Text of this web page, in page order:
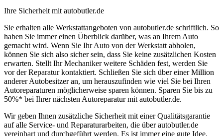
Ihre Sicherheit mit autobutler.de
Sie erhalten alle Werkstattangeboten von autobutler.de schriftlich. So
haben Sie immer einen Überblick darüber, was an Ihrem Auto
gemacht wird. Wenn Sie Ihr Auto von der Werkstatt abholen,
können Sie sich also sicher sein, dass Sie keine zusätzlichen Kosten
erwarten. Stellt Ihr Mechaniker weitere Schäden fest, werden Sie
vor der Reparatur kontaktiert. Schließen Sie sich über einer Million
anderer Autobesitzer an, um herauszufinden wie viel Sie bei Ihren
Autoreparaturen möglicherweise sparen können. Sparen Sie bis zu
50%* bei Ihrer nächsten Autoreparatur mit autobutler.de.
Wir geben Ihnen zusätzliche Sicherheit mit einer Qualitätsgarantie
auf alle Service- und Reparaturarbeiten, die über autobutler.de
vereinbart und durchgeführt werden. Es ist immer eine gute Idee,